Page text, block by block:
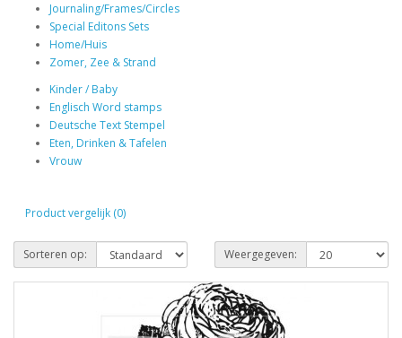
Journaling/Frames/Circles
Special Editons Sets
Home/Huis
Zomer, Zee & Strand
Kinder / Baby
Englisch Word stamps
Deutsche Text Stempel
Eten, Drinken & Tafelen
Vrouw
Product vergelijk (0)
Sorteren op: Weergegeven: